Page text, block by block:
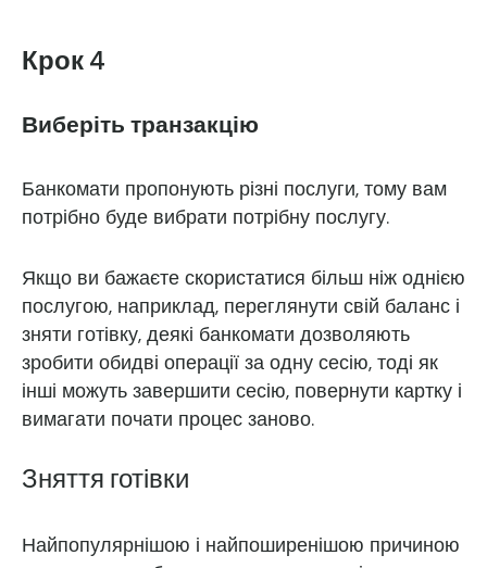
Крок 4
Виберіть транзакцію
Банкомати пропонують різні послуги, тому вам
потрібно буде вибрати потрібну послугу.
Якщо ви бажаєте скористатися більш ніж однією
послугою, наприклад, переглянути свій баланс і
зняти готівку, деякі банкомати дозволяють
зробити обидві операції за одну сесію, тоді як
інші можуть завершити сесію, повернути картку і
вимагати почати процес заново.
Зняття готівки
Найпопулярнішою і найпоширенішою причиною